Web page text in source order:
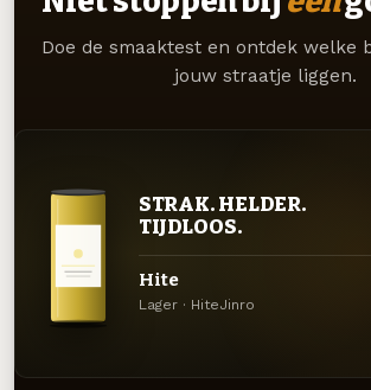
Doe de smaaktest en ontdek welke
jouw straatje liggen.
STRAK. HELDER.
TIJDLOOS.
Hite
Lager · HiteJinro